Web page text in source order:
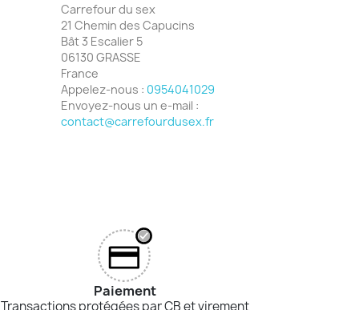
Carrefour du sex
21 Chemin des Capucins
Bât 3 Escalier 5
06130 GRASSE
France
Appelez-nous : 0954041029
Envoyez-nous un e-mail :
contact@carrefourdusex.fr
Paiement
Transactions protégées par CB et virement